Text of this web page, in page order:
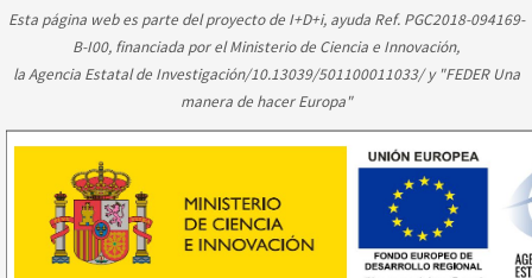
Esta página web es parte del proyecto de I+D+i, ayuda Ref. PGC2018-094169-
B-I00, financiada por el Ministerio de Ciencia e Innovación,
la Agencia Estatal de Investigación/10.13039/501100011033/ y "FEDER Una
manera de hacer Europa"